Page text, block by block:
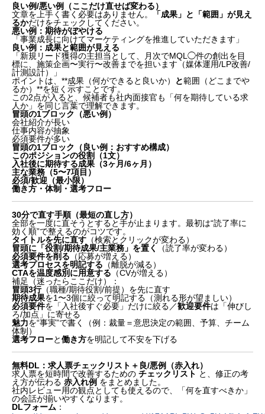
良い例/悪い例（ここだけ直せば変わる）
文章を上手く書く必要はありません。
「成果」と「範囲」が見え
るかだけをチェックしてください。
悪い例：期待がぼやける
「事業成長に向けてマーケティングを推進していただきます」
良い例：成果と範囲が見える
「新規リード獲得の主担当として、月次でMQL◯件の創出を目
標に、施策企画〜実行〜改善までを担います（媒体運用/LP改善/
計測設計）」
ポイントは、**成果（何ができると良いか）
と範囲（どこまでや
るか）**を短く示すことです。
この2点が入ると、候補者も社内面接官も「何を期待している求
人か」を同じ言葉で理解できます。
冒頭の1ブロック（悪い例）
会社紹介が長い
仕事内容が抽象
必須要件が多い
冒頭の1ブロック（良い例：おすすめ構成）
このポジションの役割（1文）
入社後に期待する成果（3ヶ月/6ヶ月）
主な業務（5〜7項目）
必須/歓迎（最小限）
働き方・体制・選考フロー
30分で直す手順（最短の直し方）
全部を一度に直そうとすると手が止まります。最初は“読了率に
効く順”で整えるのがコツです。
タイトルを先に直す （検索とクリックが変わる）
冒頭に「役割/期待成果/主業務」を置く
（読了率が変わる）
必須要件を削る （応募が増える）
選考プロセスを明記する （離脱が減る）
CTAを温度感別に用意する （CVが増える）
補足（迷ったらここだけ）：
冒頭3行（職種/期待役割/前提）を先に直す
期待成果を1〜3個に絞って明記する（測れる形が望ましい）
必須要件を「入社後すぐ必要」だけに絞る／歓迎要件は「伸びし
ろ/加点」に寄せる
魅力を“事実”で書く（例：裁量＝意思決定の範囲、予算、チーム
体制）
選考フローと働き方を明記して不安を下げる
無料DL：求人票チェックリスト＋良/悪例（赤入れ）
求人票を短時間で改善するための チェックリスト と、修正の考
え方が伝わる 赤入れ例 をまとめました。
社内レビュー用の観点としても使えるので、「何を直すべきか」
の会話が揃いやすくなります。
DLフォーム ：
まず結論：求人票は「情報量」より「意思決定の順
番」
1. タイトルが抽象的（検索にも刺さらない）
2. 最初に「会社紹介」から始まっている
3. 役割の粒度が粗い（何をやるのかが見えない）
4. 必須要件が“盛られている”